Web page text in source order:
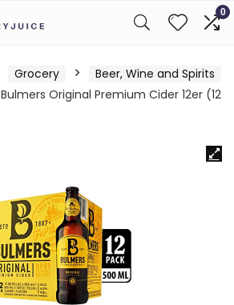
0
Grocery
Beer, Wine and Spirits
Bulmers Original Premium Cider 12er (12